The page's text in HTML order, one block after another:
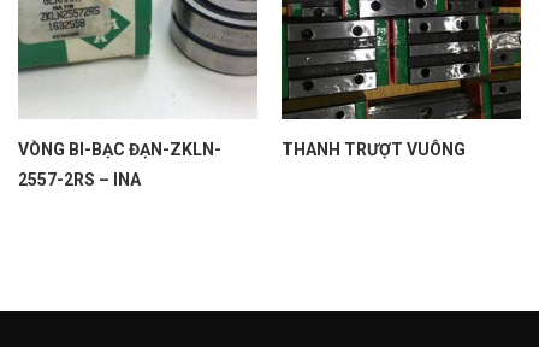
VÒNG BI-BẠC ĐẠN-ZKLN-
2557-2RS – INA
THANH TRƯỢT VUÔNG